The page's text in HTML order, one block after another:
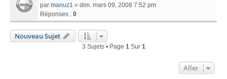
par manuz1 » dim. mars 09, 2008 7:52 pm
Réponses : 0
Nouveau Sujet
3 Sujets • Page 1Sur 1
Aller